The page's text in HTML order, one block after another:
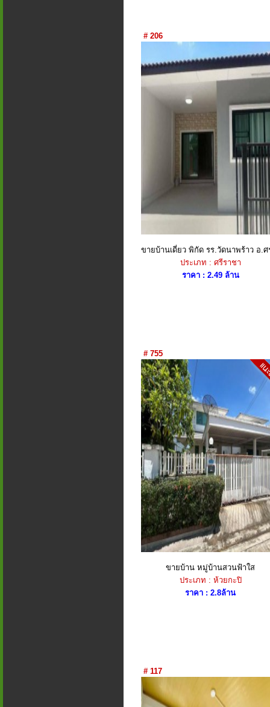
# 206
ขายบ้านเดี่ยว พิกัด รร.วัดนาพร้าว อ.ศ
ประเภท : ศรีราชา
ราคา : 2.49 ล้าน
# 755
ขายบ้าน หมู่บ้านสวนฟ้าใส
ประเภท : ห้วยกะปิ
ราคา : 2.8ล้าน
# 117